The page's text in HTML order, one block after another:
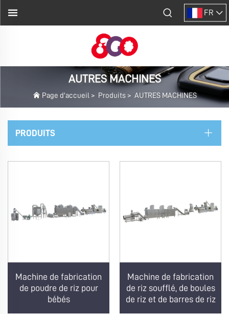
FR
AUTRES MACHINES
Page d'accueil > Produits> AUTRES MACHINES
PRODUITS
Machine de fabrication
de poudre de riz pour
bébés
Machine de fabrication
de riz soufflé, de boules
de riz et de barres de riz